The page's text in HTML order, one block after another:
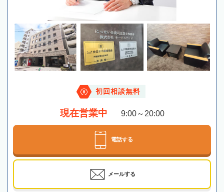
初回相談無料
現在営業中 9:00～20:00
電話する
メールする